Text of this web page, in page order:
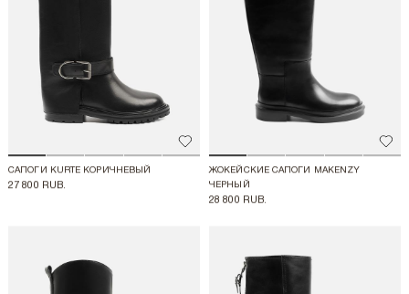
Добавить в избранное
САПОГИ KURTE КОРИЧНЕВЫЙ
27 800 RUB.
ЖОКЕЙСКИЕ САПОГИ MAKENZY
ЧЕРНЫЙ
28 800 RUB.